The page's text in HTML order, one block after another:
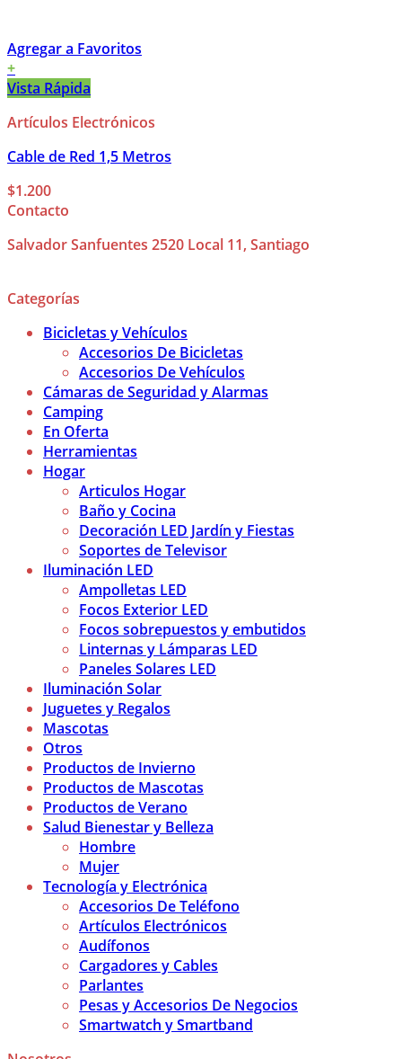
Agregar a Favoritos
+
Vista Rápida
Artículos Electrónicos
Cable de Red 1,5 Metros
$1.200
Contacto
Salvador Sanfuentes 2520 Local 11, Santiago
Categorías
Bicicletas y Vehículos
Accesorios De Bicicletas
Accesorios De Vehículos
Cámaras de Seguridad y Alarmas
Camping
En Oferta
Herramientas
Hogar
Articulos Hogar
Baño y Cocina
Decoración LED Jardín y Fiestas
Soportes de Televisor
Iluminación LED
Ampolletas LED
Focos Exterior LED
Focos sobrepuestos y embutidos
Linternas y Lámparas LED
Paneles Solares LED
Iluminación Solar
Juguetes y Regalos
Mascotas
Otros
Productos de Invierno
Productos de Mascotas
Productos de Verano
Salud Bienestar y Belleza
Hombre
Mujer
Tecnología y Electrónica
Accesorios De Teléfono
Artículos Electrónicos
Audífonos
Cargadores y Cables
Parlantes
Pesas y Accesorios De Negocios
Smartwatch y Smartband